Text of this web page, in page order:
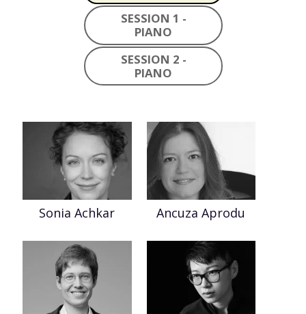
SESSION 1 -
PIANO
SESSION 2 -
PIANO
Sonia Achkar Ancuza Aprodu